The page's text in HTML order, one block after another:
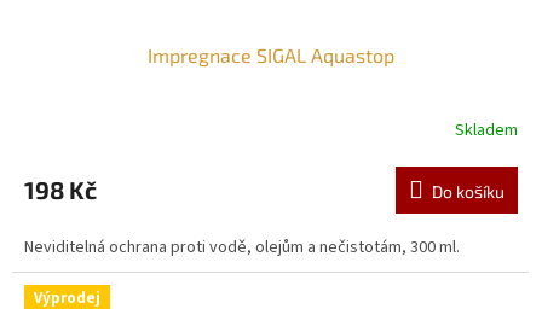
Impregnace SIGAL Aquastop
Skladem
198 Kč Do košíku
Neviditelná ochrana proti vodě, olejům a nečistotám, 300 ml.
Výprodej